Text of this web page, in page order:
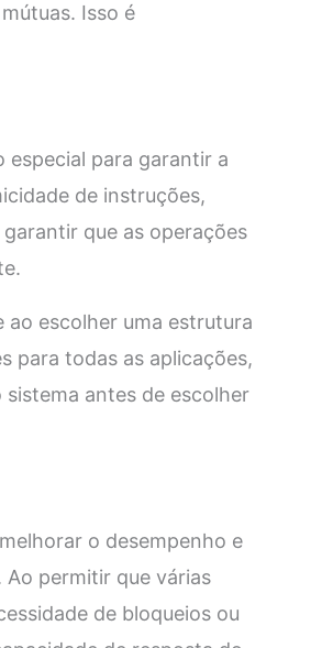
Isso é
especial para garantir a
de instruções,
que as operações
ao escolher uma estrutura
para todas as aplicações,
antes de escolher
o desempenho e
permitir que várias
de bloqueios ou